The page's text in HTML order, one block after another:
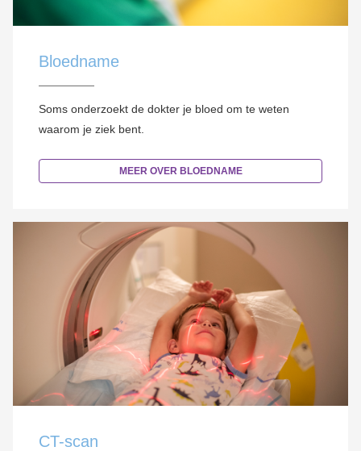
Bloedname
Soms onderzoekt de dokter je bloed om te weten
waarom je ziek bent.
MEER OVER BLOEDNAME
CT-scan